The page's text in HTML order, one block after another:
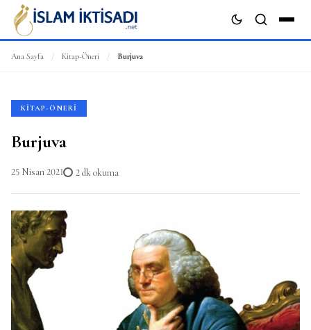
Ana Sayfa / Kitap-Öneri / Burjuva
KITAP-ÖNERI
Burjuva
25 Nisan 2021 2 dk okuma